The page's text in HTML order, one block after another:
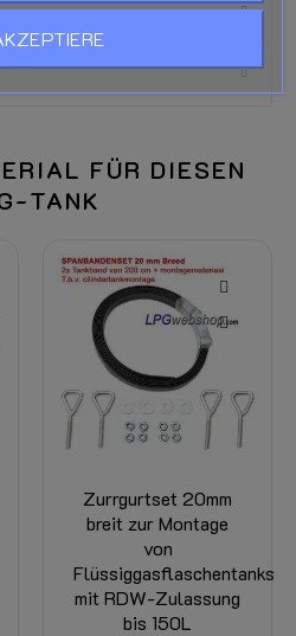
FÜR DIESEN
TANK
-20%
Tankmontageset für
LPG-Zylindertanks
oder LPG-
Zylindrischer
Brenngastanks 23L
bis 85 Liter